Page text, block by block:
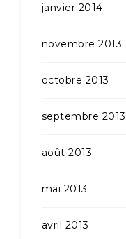
janvier 2014
novembre 2013
octobre 2013
septembre 2013
août 2013
mai 2013
avril 2013